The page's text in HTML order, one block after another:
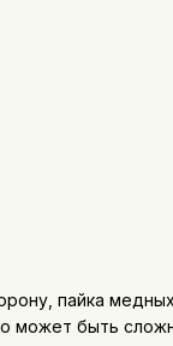
пайка
может быть